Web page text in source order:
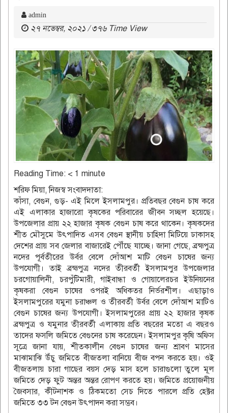
admin
২৭ নভেম্বর, ২০২১ / ৩৭৬ Time View
Reading Time: < 1 minute
শরিফ মিয়া, নিজস্ব সংবাদদাতা:
কাঁসা, বেগুন, গুড়- এই মিলে ইসলামপুর। প্রতিবছর বেগুন চাষ করে
এই এলাকার হাজারো কৃষকের পরিবারের জীবন সচ্ছল হয়েছে।
উপজেলার প্রায় ২২ হাজার কৃষক বেগুন চাষ করে থাকেন। কৃষকদের
শীত মৌসুমে উৎপাদিত এসব বেগুন স্থানীয় চাহিদা মিটিয়ে ঢাকাসহ
দেশের প্রায় সব জেলার বাজারেই পৌঁছে যাচ্ছে। জানা গেছে, ব্রহ্মপুত্র
নদের পূর্বতীরের উর্বর বেলে দোঁআশ মাটি বেগুন চাষের জন্য
উপযোগী। তাই ব্রহ্মপুত্র নদের তীরবর্তী ইসলামপুর উপজেলার
চরগোয়ালিনী, চরপুঁটিমারী, গাইবান্ধা ও গোয়ালেরচর ইউনিয়নের
কৃষকরা বেগুন চাষের ওপরই অধিকতর নির্ভরশীল। এছাড়াও
ইসলামপুরের যমুনা চরাঞ্চল ও তীরবর্তী উর্বর বেলে দোঁআশ মাটিও
বেগুন চাষের জন্য উপযোগী। ইসলামপুরের প্রায় ২২ হাজার কৃষক
ব্রহ্মপুত্র ও যমুনার তীরবর্তী এলাকায় প্রতি বছরের মতো এ বছরও
তাদের ফসলি জমিতে বেগুনের চাষ করেছেন। ইসলামপুর কৃষি অফিস
সূত্রে জানা যায়, শীতকালীন বেগুন চাষের জন্য শ্রাবণ মাসের
মাঝামাঝি উঁচু জমিতে বীজতলা বানিয়ে বীজ বপন করতে হয়। ওই
বীজতলায় চারা গাছের বয়স দেড় মাস হলে চারাগুলো তুলে মূল
জমিতে দেড় ফুট অন্তর অন্তর রোপণ করতে হয়। জমিতে প্রয়োজনীয়
জৈবসার, কীটনাশক ও ঠিকমতো সেচ দিতে পারলে প্রতি হেক্টর
জমিতে ৩৩ টন বেগুন উৎপাদন করা সম্ভব।